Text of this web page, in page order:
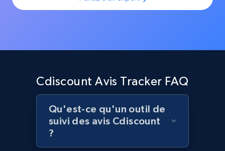
1.1K+ 149+ Commencer
Best Buy products - Collect data on
Cdiscount Avis Tracker FAQ
Qu'est-ce qu'un outil de
suivi des avis Cdiscount
?